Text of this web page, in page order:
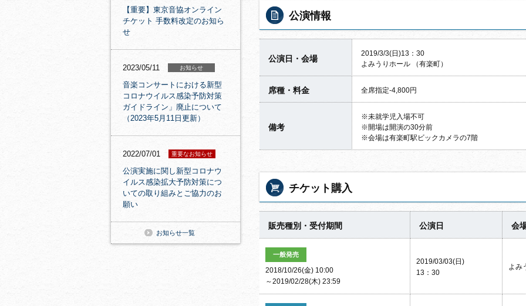
公演情報
公演日・会場
2019/3/3(日)13：30
よみうりホール （有楽町）
席種・料金 全席指定-4,800円
備考
※未就学児入場不可
※開場は開演の30分前
※会場は有楽町駅ビックカメラの7階
チケット購入
販売種別・受付期間 公演日 会
一般発売
2018/10/26(金) 10:00
～2019/02/28(木) 23:59
2019/03/03(日)
13：30
よみ
【重要】東京音協オンライン
チケット 手数料改定のお知ら
せ
2023/05/11 お知らせ
音楽コンサートにおける新型
コロナウイルス感染予防対策
ガイドライン」廃止について
（2023年5月11日更新）
2022/07/01 重要なお知らせ
公演実施に関し新型コロナウ
イルス感染拡大予防対策につ
いての取り組みとご協力のお
願い
お知らせ一覧